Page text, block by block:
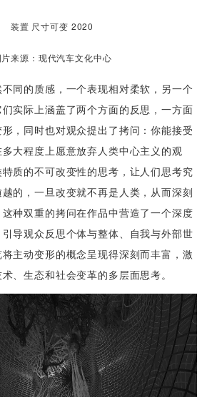
装置 尺寸可变 2020
片来源：现代汽车文化中心
同的质感，一个表现相对柔软，另一个
实际上涵盖了两个方面的反思，一方面
，同时也对观众提出了拷问：你能接受
大程度上愿意放弃人类中心主义的观
质的不可改变性的思考，让人们思考究
的，一旦改变就不再是人类，从而深刻
种双重的拷问在作品中营造了一个深度
导观众反思个体与整体、自我与外部世
主动变形的概念呈现得深刻而丰富，激
、生态和社会变革的多层面思考。